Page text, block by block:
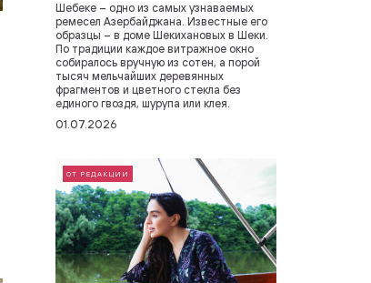
Шебеке – одно из самых узнаваемых
ремесел Азербайджана. Известные его
образцы – в доме Шекихановых в Шеки.
По традиции каждое витражное окно
собиралось вручную из сотен, а порой
тысяч мельчайших деревянных
фрагментов и цветного стекла без
единого гвоздя, шурупа или клея.
01.07.2026
ОТ РЕДАКЦИИ